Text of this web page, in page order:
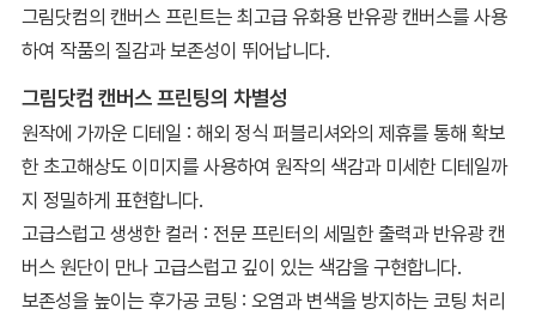
그림닷컴의 캔버스 프린트는 최고급 유화용 반유광 캔버스를 사용
하여 작품의 질감과 보존성이 뛰어납니다.
그림닷컴 캔버스 프린팅의 차별성
원작에 가까운 디테일 : 해외 정식 퍼블리셔와의 제휴를 통해 확보
한 초고해상도 이미지를 사용하여 원작의 색감과 미세한 디테일까
지 정밀하게 표현합니다.
고급스럽고 생생한 컬러 : 전문 프린터의 세밀한 출력과 반유광 캔
버스 원단이 만나 고급스럽고 깊이 있는 색감을 구현합니다.
보존성을 높이는 후가공 코팅 : 오염과 변색을 방지하는 코팅 처리